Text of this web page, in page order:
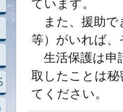
ています。
また、援助で
等）がいれば
生活保護は申
取したことは
てください。